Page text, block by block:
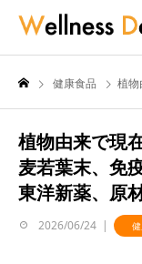
健康食品 植物由来
植物由来で現
麦若葉末、免
東洋新薬、原
2026/06/24